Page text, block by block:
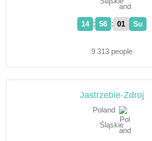
14 : 56 : 02 Su
9 313 people
Jastrzebie-Zdroj
Poland
Śląskie